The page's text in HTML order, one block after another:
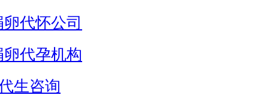
卵代怀公司
卵代孕机构
生咨询